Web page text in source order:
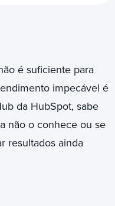
é suficiente para
impecável é
da HubSpot, sabe
não o conhece ou se
resultados ainda